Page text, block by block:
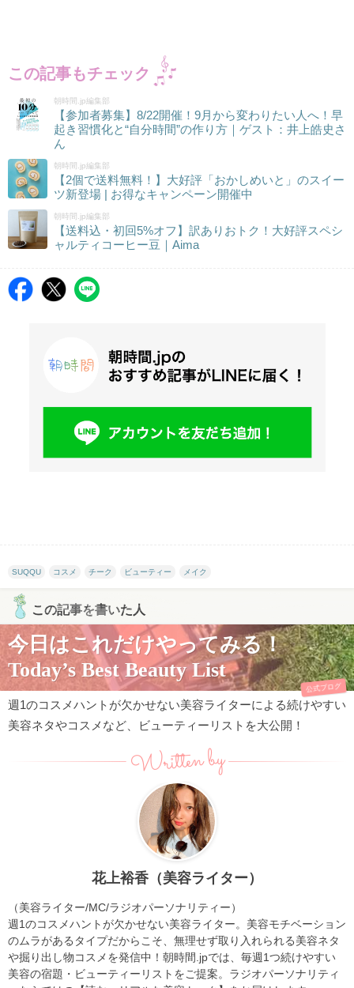
この記事もチェック
朝時間.jp編集部
【参加者募集】8/22開催！9月から変わりたい人へ！早
起き習慣化と“自分時間”の作り方｜ゲスト：井上皓史さ
ん
朝時間.jp編集部
【2個で送料無料！】大好評「おかしめいと」のスイー
ツ新登場 | お得なキャンペーン開催中
朝時間.jp編集部
【送料込・初回5%オフ】訳ありおトク！大好評スペシ
ャルティコーヒー豆｜Aima
SUQQU コスメ チーク ビューティー メイク
この記事を書いた人
今日はこれだけやってみる！
Today’s Best Beauty List
公式ブログ
週1のコスメハントが欠かせない美容ライターによる続けやすい
美容ネタやコスメなど、ビューティーリストを大公開！
Written by
花上裕香（美容ライター）
（美容ライター/MC/ラジオパーソナリティー）
週1のコスメハントが欠かせない美容ライター。美容モチベーション
のムラがあるタイプだからこそ、無理せず取り入れられる美容ネタ
や掘り出し物コスメを発信中！朝時間.jpでは、毎週1つ続けやすい
美容の宿題・ビューティーリストをご提案。ラジオパーソナリティ